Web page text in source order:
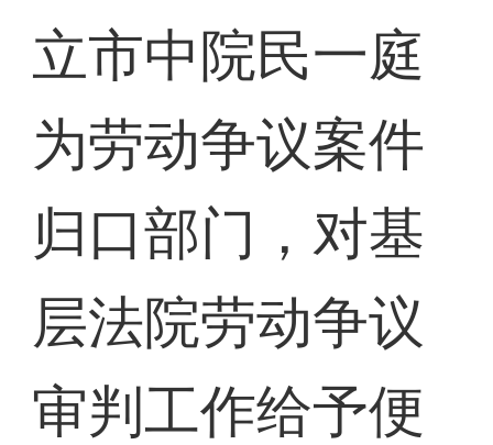
立市中院民一庭
为劳动争议案件
归口部门，对基
层法院劳动争议
审判工作给予便